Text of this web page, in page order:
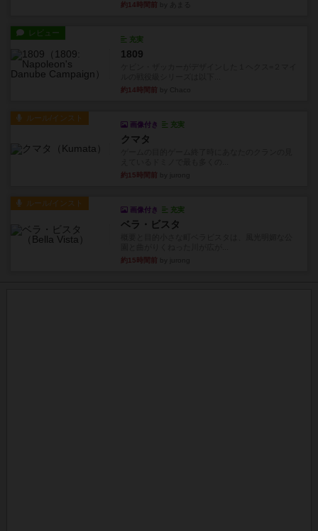
約14時間前
レビュー
充実
1809
約14時間前
ルール/インスト
画像付き 充実
クマタ
約15時間前
ルール/インスト
画像付き 充実
ベラ・ビスタ
約15時間前